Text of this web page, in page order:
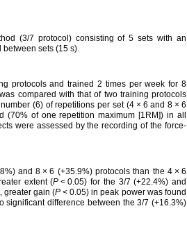
(3/7 protocol) consisting of 5 sets with an
between sets (15 s).
protocols and trained 2 times per week for 8
compared with that of two training protocols
(6) of repetitions per set (4 × 6 and 8 × 6
(70% of one repetition maximum [1RM]) in all
were assessed by the recording of the force-
and 8 × 6 (+35.9%) protocols than the 4 × 6
extent (P < 0.05) for the 3/7 (+22.4%) and
greater gain (P < 0.05) in peak power was found
significant difference between the 3/7 (+16.3%)